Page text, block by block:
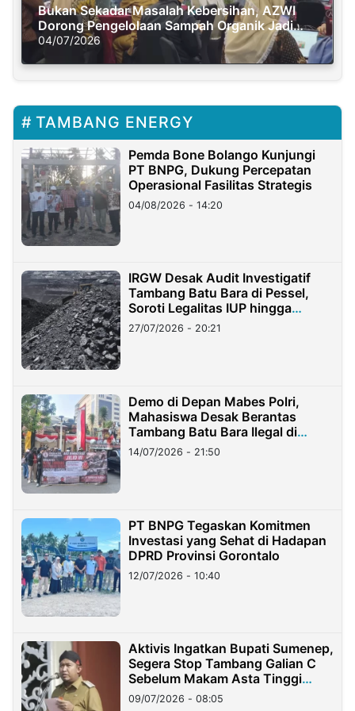
Bukan Sekadar Masalah Kebersihan, AZWI
Dorong Pengelolaan Sampah Organik Jadi
Solusi Krisis Iklim
04/07/2026
TAMBANG ENERGY
Pemda Bone Bolango Kunjungi
PT BNPG, Dukung Percepatan
Operasional Fasilitas Strategis
04/08/2026 - 14:20
IRGW Desak Audit Investigatif
Tambang Batu Bara di Pessel,
Soroti Legalitas IUP hingga
Stockpile
27/07/2026 - 20:21
Demo di Depan Mabes Polri,
Mahasiswa Desak Berantas
Tambang Batu Bara Ilegal di
Lampung
14/07/2026 - 21:50
PT BNPG Tegaskan Komitmen
Investasi yang Sehat di Hadapan
DPRD Provinsi Gorontalo
12/07/2026 - 10:40
Aktivis Ingatkan Bupati Sumenep,
Segera Stop Tambang Galian C
Sebelum Makam Asta Tinggi
Longsor
09/07/2026 - 08:05